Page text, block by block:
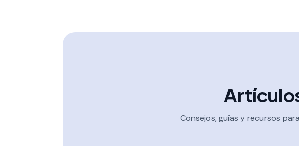
Consejos, guías y recursos